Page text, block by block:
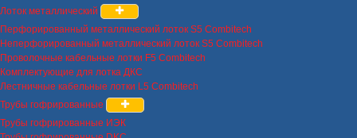
Лоток металлический
Перфорированный металлический лоток S5 Combitech
Неперфорированный металлический лоток S5 Combitech
Проволочные кабельные лотки F5 Combitech
Комплектующие для лотка ДКС
Лестничные кабельные лотки L5 Combitech
Трубы гофрированные
Трубы гофрированные ИЭК